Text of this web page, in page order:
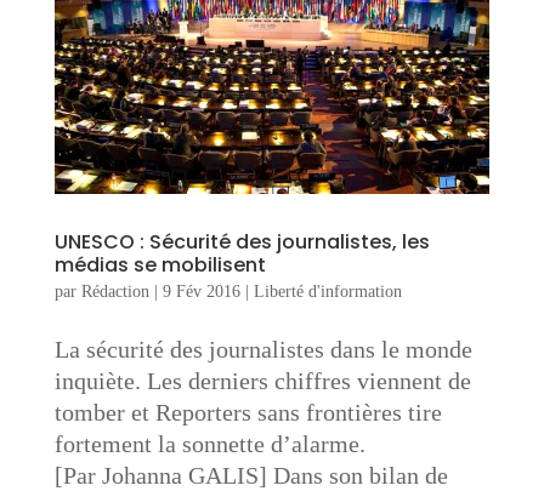
UNESCO : Sécurité des journalistes, les
médias se mobilisent
par Rédaction 9 Fév 2016| Liberté d'information
La sécurité des journalistes dans le monde
inquiète. Les derniers chiffres viennent de
tomber et Reporters sans frontières tire
fortement la sonnette d’alarme.
[Par Johanna GALIS] Dans son bilan de